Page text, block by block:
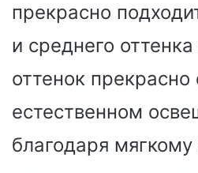
прекрасно
и среднего
оттенок
естественном
благодаря